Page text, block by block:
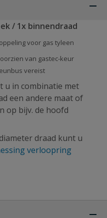
/ 1x binnendraad
voor gas tyleen
van gastec-keur
vereist
u in combinatie met
een andere maat of
op bijv. de hoofd
draad kunt u
verloopring